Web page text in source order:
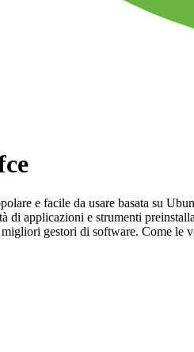
e facile da usare basata su
applicazioni e strumenti
gestori di software. Come